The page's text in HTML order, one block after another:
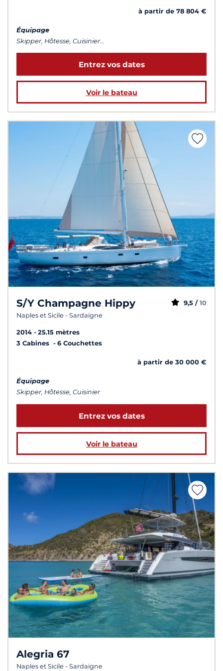
à partir de 78 804 €
Équipage
Skipper, Hôtesse, Cuisinier...
Entrez vos dates
Voir le bateau
S/Y Champagne Hippy
Naples et Sicile - Sardaigne
9,5 / 10
2014
25.15 mètres
3 Cabines
6 Couchettes
à partir de 30 000 €
Équipage
Skipper, Hôtesse, Cuisinier
Entrez vos dates
Voir le bateau
Alegria 67
Naples et Sicile - Sardaigne